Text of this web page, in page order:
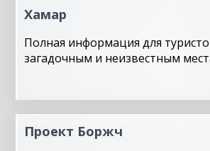
Хамар
Полная информация для
загадочным и неизвестным
Проект Боржч